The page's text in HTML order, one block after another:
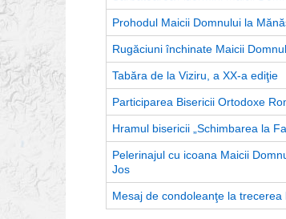
Prohodul Maicii Domnului la
Rugăciuni închinate Maicii
Tabăra de la Viziru, a XX-a ediţie
Participarea Bisericii Ortodoxe
Hramul bisericii „Schimbarea la
Pelerinajul cu icoana Maicii
Jos
Mesaj de condoleanţe la